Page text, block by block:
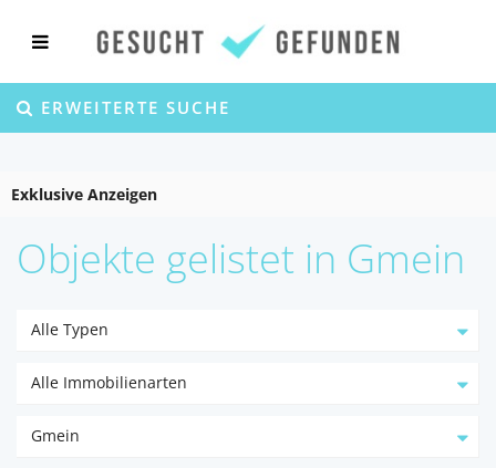
ERWEITERTE SUCHE
Exklusive Anzeigen
Objekte gelistet in Gmein
Alle Typen
Alle Immobilienarten
Gmein